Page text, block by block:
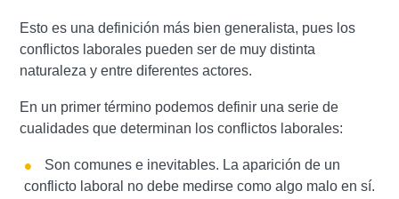
Esto es una definición más bien generalista, pues los
conflictos laborales pueden ser de muy distinta
naturaleza y entre diferentes actores.
En un primer término podemos definir una serie de
cualidades que determinan los conflictos laborales:
Son comunes e inevitables. La aparición de un
conflicto laboral no debe medirse como algo malo en sí.